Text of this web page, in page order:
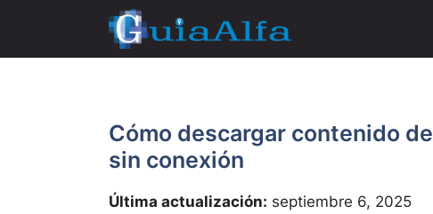
contenido
Cómo descargar contenido
sin conexión
Última actualización: septiembre 6, 2025